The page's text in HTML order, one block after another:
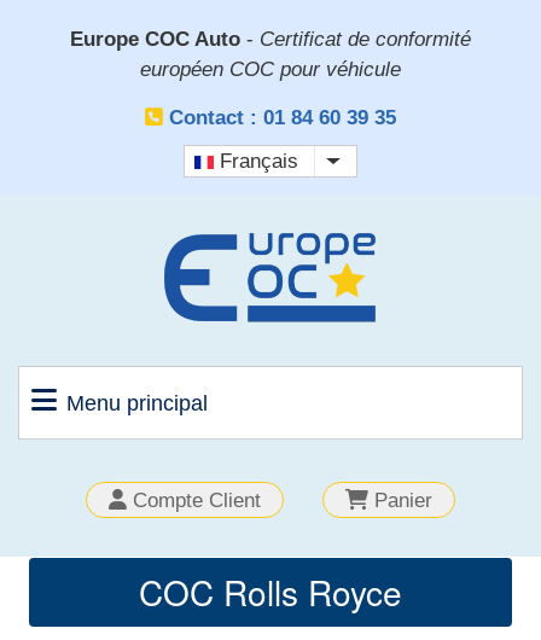
Europe COC Auto - Certificat de conformité
européen COC pour véhicule
Contact : 01 84 60 39 35
Français
Lister les actions
Menu principal
OUTILS
CLIENT
Compte Client Panier
COC Rolls Royce